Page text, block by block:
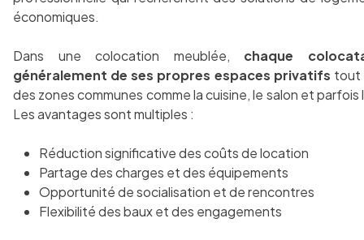
économiques.
Dans une colocation meublée, chaque
généralement de ses propres espaces privatifs tout
des zones communes comme la cuisine, le salon et parfois
Les avantages sont multiples :
Réduction significative des coûts de location
Partage des charges et des équipements
Opportunité de socialisation et de rencontres
Flexibilité des baux et des engagements